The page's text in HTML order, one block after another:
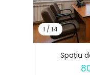
1 /14
Spațiu